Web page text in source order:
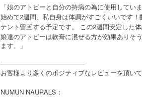
「娘のアトピーと自分の持病の為に使用していま
始めて2週間、私自身は体調がすごくいいです
テント留置する予定です。
この2週間安定した
娘達のアトピーは軟膏に混ぜる方が効果ありそ
ます。」
—————————————
お客様より多くのポジティブなレビューを頂い
NUMUN NAURALS：